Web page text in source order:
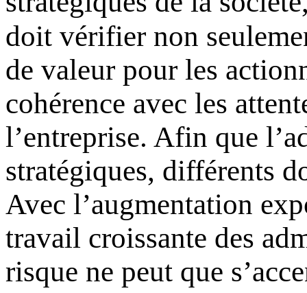
doit vérifier non
de valeur pour les
cohérence avec les
l’entreprise. Afin que
stratégiques, différents
Avec l’augmentation
travail croissante des
risque ne peut que